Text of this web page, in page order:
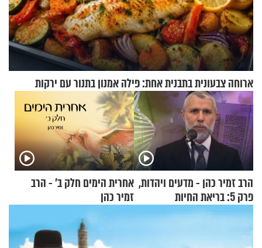
ארוחה צבעונית בתבנית אחת: פילה אמנון בתנור עם ירקות
הרב זמיר כהן - מדעים ויהדות,
פרק 5: בריאת החיות
אחרית הימים חלק ב’ - הרב
זמיר כהן